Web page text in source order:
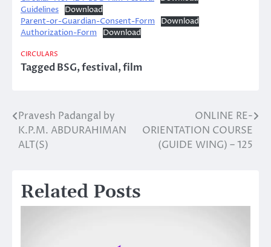
Guidelines
Download
Parent-or-Guardian-Consent-Form
Download
Authorization-Form
Download
CIRCULARS
TaggedBSG,festival,film
Post
navigation
Pravesh Padangal by
K.P.M. ABDURAHIMAN
ALT(S)
ONLINE RE-
ORIENTATION COURSE
(GUIDE WING) – 125
Related Posts